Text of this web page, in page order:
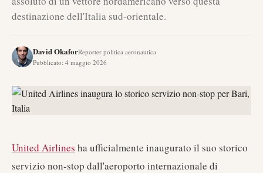
destinazione dell'Italia sud-orientale.
David OkaforReporter politica aeronautica
Pubblicato: 4 maggio 2026
United Airlines ha ufficialmente inaugurato il suo storico
servizio non-stop dall'aeroporto internazionale di